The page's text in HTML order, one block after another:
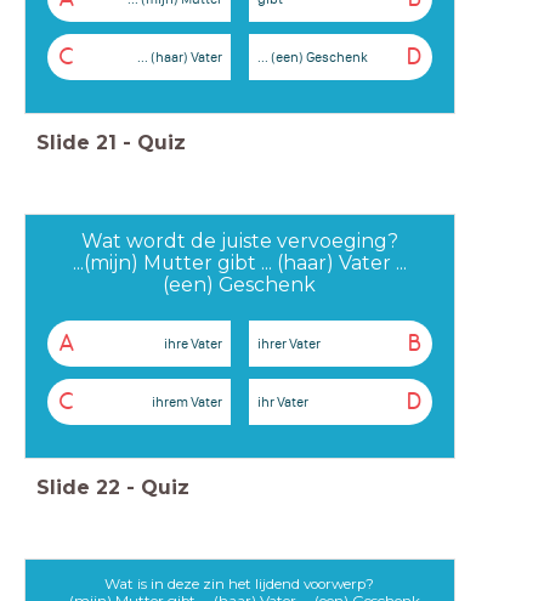
C ... (haar) Vater D
... (een) Geschenk
Slide 21 - Quiz
Wat wordt de juiste vervoeging?
...(mijn) Mutter gibt ... (haar) Vater ...
(een) Geschenk
A ihre Vater B
ihrer Vater
C ihrem Vater D
ihr Vater
Slide 22 - Quiz
Wat is in deze zin het lijdend voorwerp?